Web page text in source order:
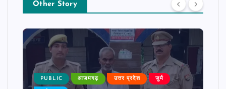
Other Story
PUBLIC आजमगढ़ उत्तर प्रदेश जुर्म